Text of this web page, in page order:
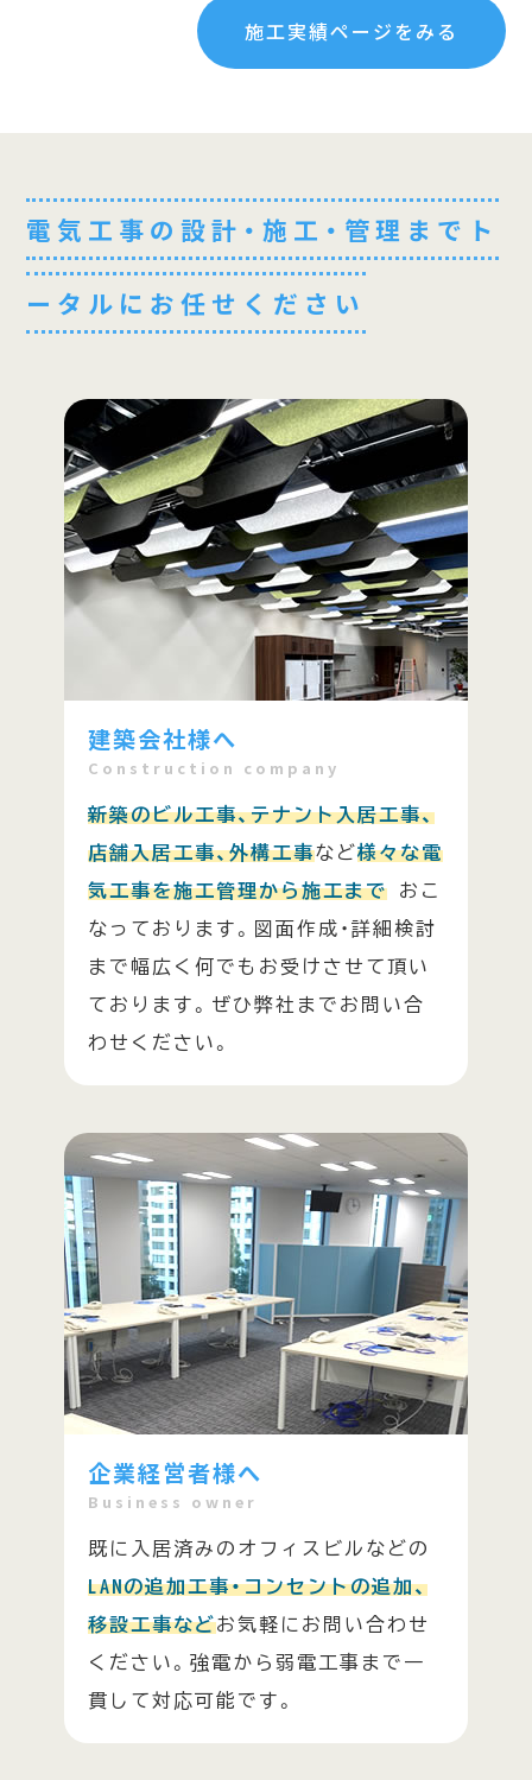
施工実績ページをみる
電気工事の設計・施工・管理までト
ータルにお任せください
建築会社様へ
Construction company
新築のビル工事、テナント入居工事、
店舗入居工事、外構工事など様々な電
気工事を施工管理から施工まで おこ
なっております。図面作成・詳細検討
まで幅広く何でもお受けさせて頂い
ております。ぜひ弊社までお問い合
わせください。
企業経営者様へ
Business owner
既に入居済みのオフィスビルなどの
LANの追加工事・コンセントの追加、
移設工事などお気軽にお問い合わせ
ください。強電から弱電工事まで一
貫して対応可能です。